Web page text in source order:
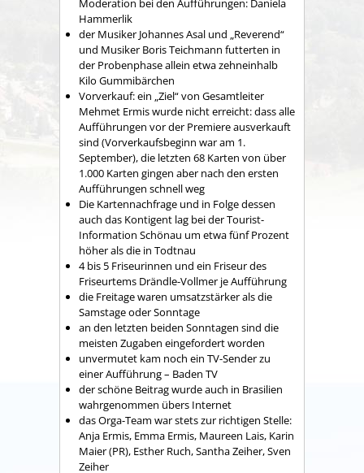
Moderation bei den Aufführungen: Daniela
Hammerlik
der Musiker Johannes Asal und „Reverend“
und Musiker Boris Teichmann futterten in
der Probenphase allein etwa zehneinhalb
Kilo Gummibärchen
Vorverkauf: ein „Ziel“ von Gesamtleiter
Mehmet Ermis wurde nicht erreicht: dass alle
Aufführungen vor der Premiere ausverkauft
sind (Vorverkaufsbeginn war am 1.
September), die letzten 68 Karten von über
1.000 Karten gingen aber nach den ersten
Aufführungen schnell weg
Die Kartennachfrage und in Folge dessen
auch das Kontigent lag bei der Tourist-
Information Schönau um etwa fünf Prozent
höher als die in Todtnau
4 bis 5 Friseurinnen und ein Friseur des
Friseurtems Drändle-Vollmer je Aufführung
die Freitage waren umsatzstärker als die
Samstage oder Sonntage
an den letzten beiden Sonntagen sind die
meisten Zugaben eingefordert worden
unvermutet kam noch ein TV-Sender zu
einer Aufführung – Baden TV
der schöne Beitrag wurde auch in Brasilien
wahrgenommen übers Internet
das Orga-Team war stets zur richtigen Stelle:
Anja Ermis, Emma Ermis, Maureen Lais, Karin
Maier (PR), Esther Ruch, Santha Zeiher, Sven
Zeiher